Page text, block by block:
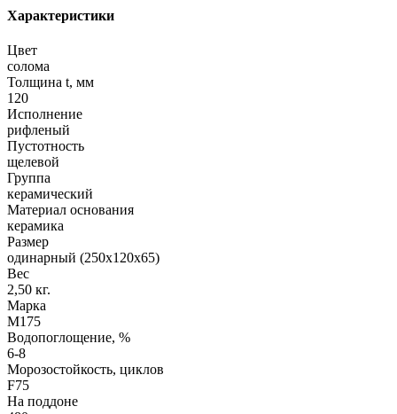
Характеристики
Цвет
солома
Толщина t, мм
120
Исполнение
рифленый
Пустотность
щелевой
Группа
керамический
Материал основания
керамика
Размер
одинарный (250х120х65)
Вес
2,50 кг.
Марка
М175
Водопоглощение, %
6-8
Морозостойкость, циклов
F75
На поддоне